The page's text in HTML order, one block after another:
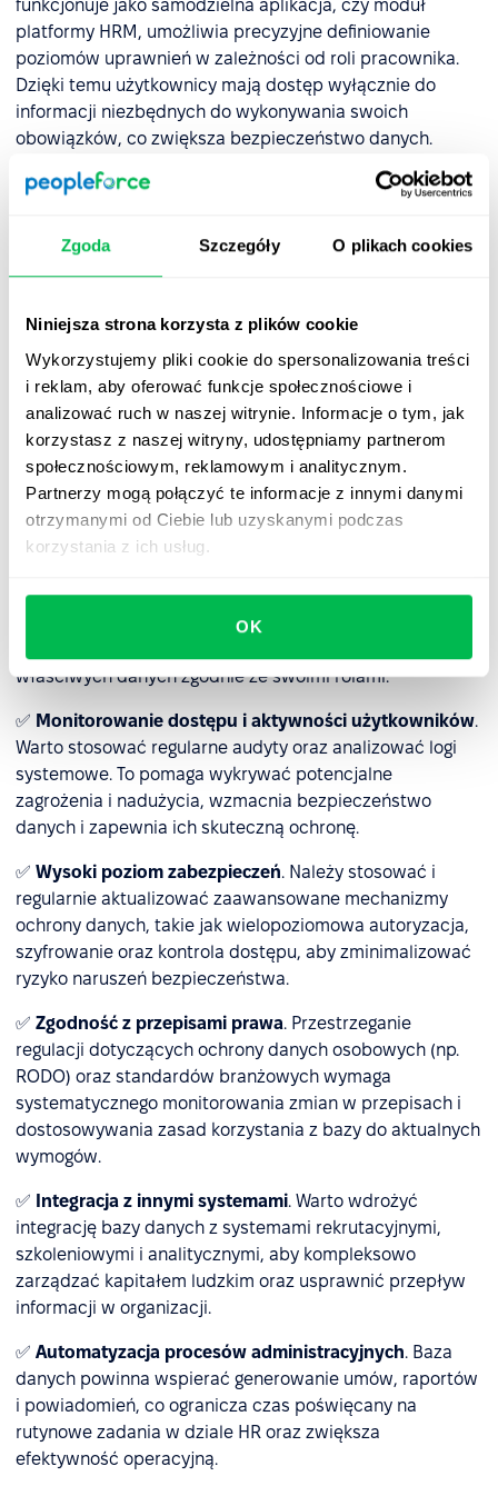
Zgoda Szczegóły O plikach cookies
Niniejsza strona korzysta z plików cookie
Wykorzystujemy pliki cookie do spersonalizowania treści
i reklam, aby oferować funkcje społecznościowe i
analizować ruch w naszej witrynie. Informacje o tym, jak
korzystasz z naszej witryny, udostępniamy partnerom
społecznościowym, reklamowym i analitycznym.
Partnerzy mogą połączyć te informacje z innymi danymi
otrzymanymi od Ciebie lub uzyskanymi podczas
korzystania z ich usług.
OK
funkcjonuje jako samodzielna aplikacja, czy moduł
platformy HRM, umożliwia precyzyjne definiowanie
poziomów uprawnień w zależności od roli pracownika.
Dzięki temu użytkownicy mają dostęp wyłącznie do
informacji niezbędnych do wykonywania swoich
obowiązków, co zwiększa bezpieczeństwo danych.
danych, aby spełniała swoje
funkcje?
Aby baza danych pracowników pozostawała
zarządzanie zasobami ludzkimi, warto stosować
następujące dobre praktyki:
✅ Regularna aktualizacja danych. Informacje o
pracownikach powinny być systematycznie
weryfikowane i uzupełniane, co pozwala unikać błędów i
nieścisłości.
systemu HRM, powinien on umożliwiać elastyczne
nadawanie uprawnień, a administratorzy powinni
właściwych danych zgodnie ze swoimi rolami.
✅ Monitorowanie dostępu i aktywności użytkowników.
Warto stosować regularne audyty oraz analizować logi
systemowe. To pomaga wykrywać potencjalne
zagrożenia i nadużycia, wzmacnia bezpieczeństwo
danych i zapewnia ich skuteczną ochronę.
✅ Wysoki poziom zabezpieczeń. Należy stosować i
regularnie aktualizować zaawansowane mechanizmy
ochrony danych, takie jak wielopoziomowa autoryzacja,
szyfrowanie oraz kontrola dostępu, aby zminimalizować
ryzyko naruszeń bezpieczeństwa.
✅ Zgodność z przepisami prawa. Przestrzeganie
regulacji dotyczących ochrony danych osobowych (np.
RODO) oraz standardów branżowych wymaga
systematycznego monitorowania zmian w przepisach i
dostosowywania zasad korzystania z bazy do aktualnych
wymogów.
✅ Integracja z innymi systemami. Warto wdrożyć
integrację bazy danych z systemami rekrutacyjnymi,
szkoleniowymi i analitycznymi, aby kompleksowo
zarządzać kapitałem ludzkim oraz usprawnić przepływ
informacji w organizacji.
✅ Automatyzacja procesów administracyjnych. Baza
danych powinna wspierać generowanie umów, raportów
i powiadomień, co ogranicza czas poświęcany na
rutynowe zadania w dziale HR oraz zwiększa
efektywność operacyjną.